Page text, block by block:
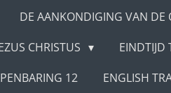
DE AANKONDIGING VAN DE
CHRISTUS
EINDTIJD
12
ENGLISH